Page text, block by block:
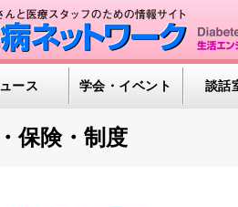
ース 学会・イベント 談話
保険・制度